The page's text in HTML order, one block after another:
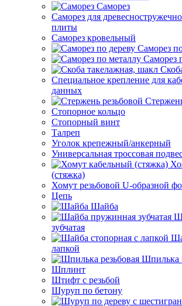
Саморез
Саморез для
плиты
Саморез кровельный
Саморез
Саморез
Специальное крепление для
данных
Стопорное кольцо
Стопорный винт
Талреп
Уголок крепежный/анкерный
Универсальная троссовая
(стяжка)
Хомут резьбовой U-образной
Цепь
Шайба
зубчатая
лапкой
Шпилька
Шплинт
Штифт с резьбой
Шуруп по бетону